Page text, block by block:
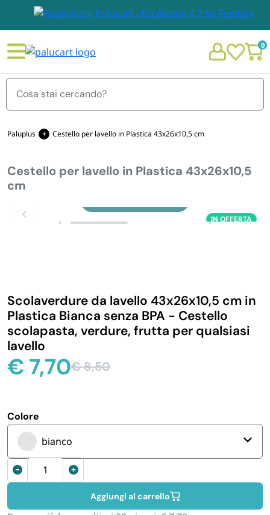
0
Menu
STOVIGLIE E TOVAGLIOLI
GIARDINO E ARREDO PER ESTERNO
CASA E PERSONA
FERRAMENTA E LINEA AUTO
AVVOLGENTI E CONTENITORI ALIMENTARI
PET
PARTY
Chi siamo
Personalizzazione Monouso
Paluplus Cestello per lavello in Plastica 43x26x10,5 cm
Cestello per lavello in Plastica 43x26x10,5
cm
IN OFFERTA
Zoom
Scolaverdure da lavello 43x26x10,5 cm in
Plastica Bianca senza BPA - Cestello
scolapasta, verdure, frutta per qualsiasi
lavello
€8,50
Il
era:
€ 8,50.
€ 7,70
Il
è:
€ 7,70.
Colore
bianco
Cestello
per
in
Aggiungi al carrello